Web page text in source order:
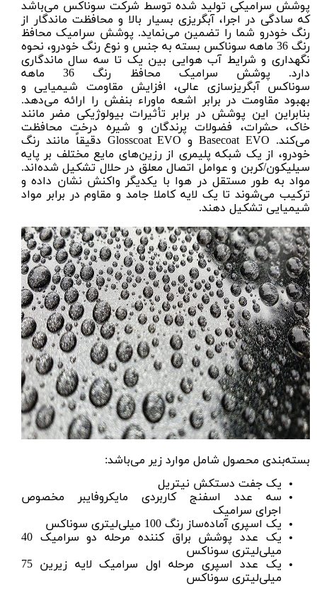
پوشش سرامیکی تولید شده توسط شرکت سوناکس می‌باشد
که سادگی در اجرا، آبگریزی بسیار بالا و محافظت ماندگار از
رنگ خودرو شما را تضمین می‌نماید. پوشش سرامیک محافظ
رنگ 36 ماهه سوناکس بسته به جنس و نوع رنگ خودرو، نحوه
نگهداری و شرایط آب هوایی بین یک تا سه سال ماندگاری
دارد. پوشش سرامیک محافظ رنگ 36 ماهه
سوناکس آبگریزسازی عالی، افزایش مقاومت شیمیایی و
بهبود مقاومت در برابر اشعه ماوراء بنفش را ارائه می‌دهد.
بنابراین این پوشش در برابر تأثیرات بیولوژیکی مضر مانند
خاک، حشرات، فضولات پرندگان و شیره درخت محافظت
می‌کند. Basecoat EVO و Glosscoat EVO دقیقاً مانند رنگ
خودرو، از یک شبکه پلیمری از رزین‌های مایع مختلف بر پایه
سیلیکون/کربن و عوامل اتصال معلق در حلال تشکیل شده‌اند.
مواد به طور مستقل در هوا با یکدیگر واکنش نشان داده و
ترکیب می‌شوند تا یک لایه کاملا جامد و مقاوم در برابر مواد
شیمیایی تشکیل دهند.
بسته‌بندی محصول شامل موارد زیر می‌باشد:
یک جفت دستکش نیتریل
سه عدد اسفنج کاربردی مایکروفایبر
مخصوص
اجرای سرامیک
یک اسپریآماده‌ساز رنگ
یک عدد پوشش براق کننده مرحله دو سرامیک 40
میلی‌لیتری سوناکس
یک عدد اسپری مرحله اول سرامیک لایه زیرین 75
میلی‌لیتری سوناکس